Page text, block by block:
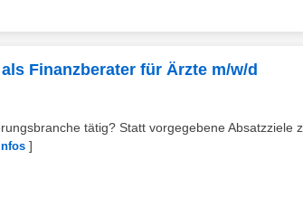
Finanzberater für Ärzte m/w/d
tätig? Statt vorgegebene Absatzziele
]